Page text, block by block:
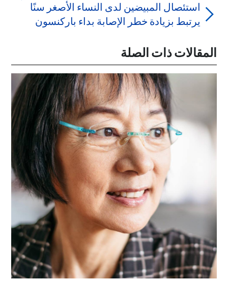
استئصال المبيضين لدى النساء الأصغر سنًا
يرتبط بزيادة خطر الإصابة بداء باركنسون
المقالات ذات الصلة